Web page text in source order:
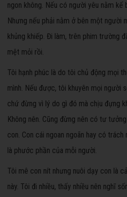
ngon không. Nếu có người yêu nằm kế
Nhưng nếu phải nằm ở bên một người
khủng khiếp. Đi làm, trên phim trường
mệt mỏi rồi.
Tôi hạnh phúc là do tôi chủ động mọi
mình. Nếu được, tôi khuyên mọi người
chứ đừng vì lý do gì đó mà chịu đựng
Không nên. Cũng đừng nên có tư
con. Con cái ngoan ngoãn hay có
là phước phần của mỗi người.
Tôi mê con nít nhưng nuôi dạy con là
này. Tôi đi nhiều, thấy nhiều nên nghĩ